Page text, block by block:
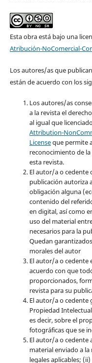
Esta obra está bajo una
Atribución-NoComercial-
Los autores/as que
están de acuerdo con los
Los autores/as
a la revista el
al igual que
Attribution-
Licenseque permite
reconocimiento de
esta revista.
El autor/a o cedente
publicación autoriza
obligación alguna
contenido del
en digital, así como
uso del material
necesarios para la
Quedan
morales del autor
El autor/a o cedente
acuerdo con que
proporcionados,
revista para su
El autor/a o cedente
Propiedad
es decir, sobre el
fotográficas que se
El autor/a o cedente
material enviado a
legales aplicables;